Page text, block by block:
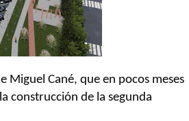
Miguel Cané, que en pocos meses
construcción de la segunda